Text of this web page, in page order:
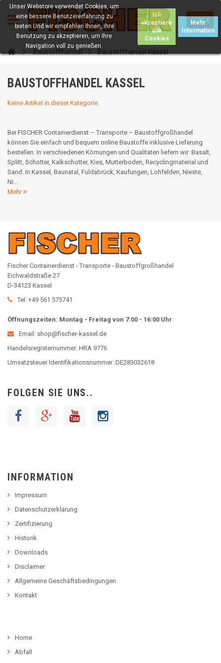
0.00 €
Unser Webstore verwendet Cookies, um
eine bessere Benutzererfahrung zu
bieten Und wir empfehlen Ihnen, ihre
Benutzung zu akzeptieren, um Ihre
Navigation voll zu genießen.
Ich
akzeptiere
alle
Cookies
Mehr
Information
Baustoffhandel Baustoffhandel Kassel
BAUSTOFFHANDEL KASSEL
Keine Artikel in dieser Kategorie.
Bei FISCHER Containerdienst – Transporte – Baustoffgroßhandel
können Sie einfach und bequem online Baustoffe inklusive Lieferung
bestellen. In verschiedenen Körnungen und Qualitäten liefern wir: Basalt,
Splitt, Schotter, Kalkschotter, Kies, Mutterboden, Recyclingmaterial und
Sand. In Kassel, Baunatal, Fuldabrück, Kaufungen, Lohfelden, Nieste,
Ni...
Mehr
Fischer Containerdienst - Transporte - Baustoffgroßhandel
Eichwaldstraße 27
D-34123 Kassel
Tel: +49 561 573741
Öffnungszeiten: Montag - Freitag von 7:00 - 16:00 Uhr
Email: shop@fischer-kassel.de
Handelsregisternummer: HRA 9776
Umsatzsteuer Identifikationsnummer: DE283032618
FOLGEN SIE UNS..
INFORMATION
Impressum
Datenschutzerklärung
Zertifizierung
Historik
Downloads
Disclaimer
Allgemeine Geschäftsbedingungen
Kontakt
Home
Abfall